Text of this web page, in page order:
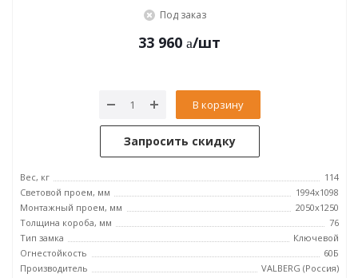
Под заказ
33 960 /шт
В корзину
Запросить скидку
Вес, кг
114
Световой проем, мм
1994x1098
Монтажный проем, мм
2050x1250
Толщина короба, мм
76
Тип замка
Ключевой
Огнестойкость
60Б
Производитель
VALBERG (Россия)